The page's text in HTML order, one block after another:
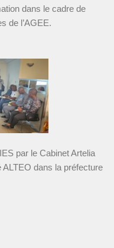
dans le cadre de
de l’AGEE.
par le Cabinet Artelia
dans la préfecture